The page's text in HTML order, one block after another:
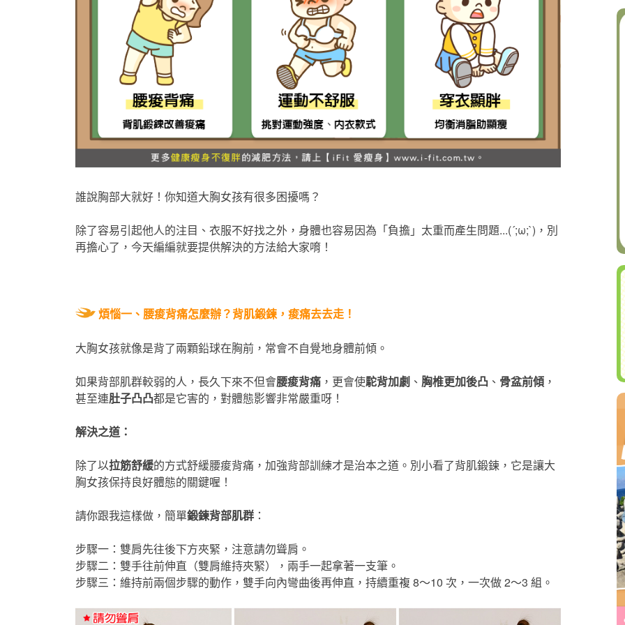
誰說胸部大就好！你知道大胸女孩有很多困擾嗎？
除了容易引起他人的注目、衣服不好找之外，身體也容易因為「負擔」太重而產生問題...(´;ω;`)，別
再擔心了，今天編編就要提供解決的方法給大家唷！
煩惱一、腰痠背痛怎麼辦？背肌鍛鍊，痠痛去去走！
大胸女孩就像是背了兩顆鉛球在胸前，常會不自覺地身體前傾。
如果背部肌群較弱的人，長久下來不但會腰痠背痛 ，更會使駝背加劇 、 胸椎更加後凸 、 骨盆前傾 ，
甚至連肚子凸凸都是它害的，對體態影響非常嚴重呀！
解決之道：
除了以拉筋舒緩的方式舒緩腰痠背痛，加強背部訓練才是治本之道。別小看了背肌鍛鍊，它是讓大
胸女孩保持良好體態的關鍵喔！
請你跟我這樣做，簡單鍛鍊背部肌群 ：
步驟一：雙肩先往後下方夾緊，注意請勿聳肩。
步驟二：雙手往前伸直（雙肩維持夾緊），兩手一起拿著一支筆。
步驟三：維持前兩個步驟的動作，雙手向內彎曲後再伸直，持續重複 8～10 次，一次做 2～3 組。